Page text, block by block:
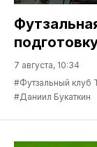
7 августа, 10:34
#Футзальный клуб
#Даниил Букаткин